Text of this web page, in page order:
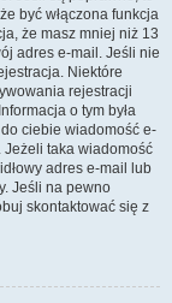
być włączona funkcja
że masz mniej niż 13
adres e-mail. Jeśli nie
Niektóre
rejestracji
o tym była
ciebie wiadomość e-
taka wiadomość
adres e-mail lub
Jeśli na pewno
skontaktować się z